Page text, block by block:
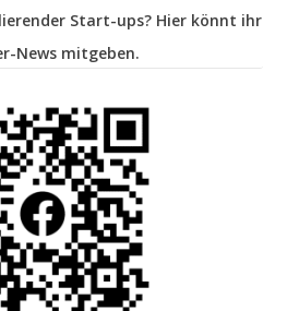
Start-ups? Hier könnt ihr
News mitgeben.